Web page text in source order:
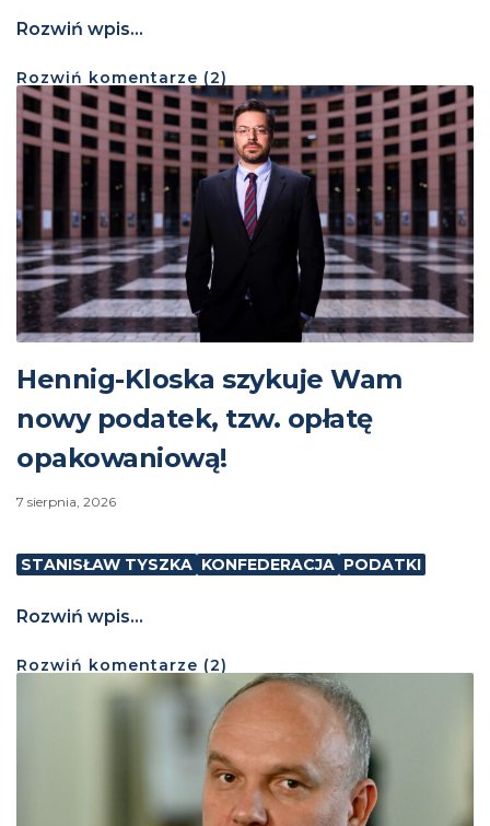
Rozwiń wpis...
Rozwiń komentarze (2)
Hennig-Kloska szykuje Wam
nowy podatek, tzw. opłatę
opakowaniową!
7 sierpnia, 2026
STANISŁAW TYSZKA KONFEDERACJA PODATKI
Rozwiń wpis...
Rozwiń komentarze (2)